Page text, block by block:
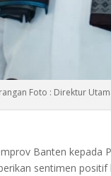
Foto : Direktur
Banten kepada
sentimen